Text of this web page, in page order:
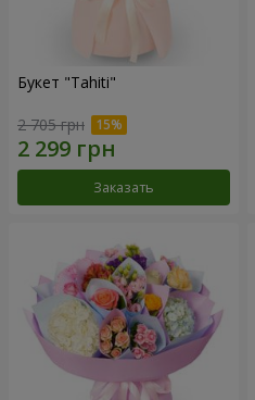
Букет "Tahiti"
2 705 грн
Заказать